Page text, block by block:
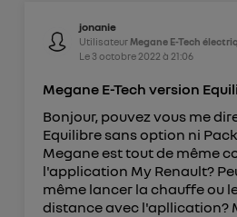
jonanie
Utilisateur Megane E-Tech
Le 3 octobre 2022 à 21:06
Megane E-Tech version
Bonjour, pouvez vous me
Equilibre sans option ni
Megane est tout de même
l'application My Renault?
même lancer la chauffe ou
distance avec l'apllication?